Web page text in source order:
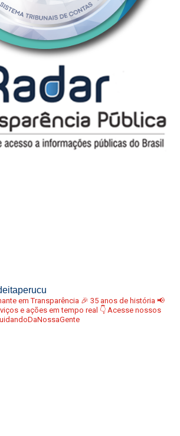
em Transparência 🎉 35 anos de história 📢
e ações em tempo real 👇 Acesse nossos